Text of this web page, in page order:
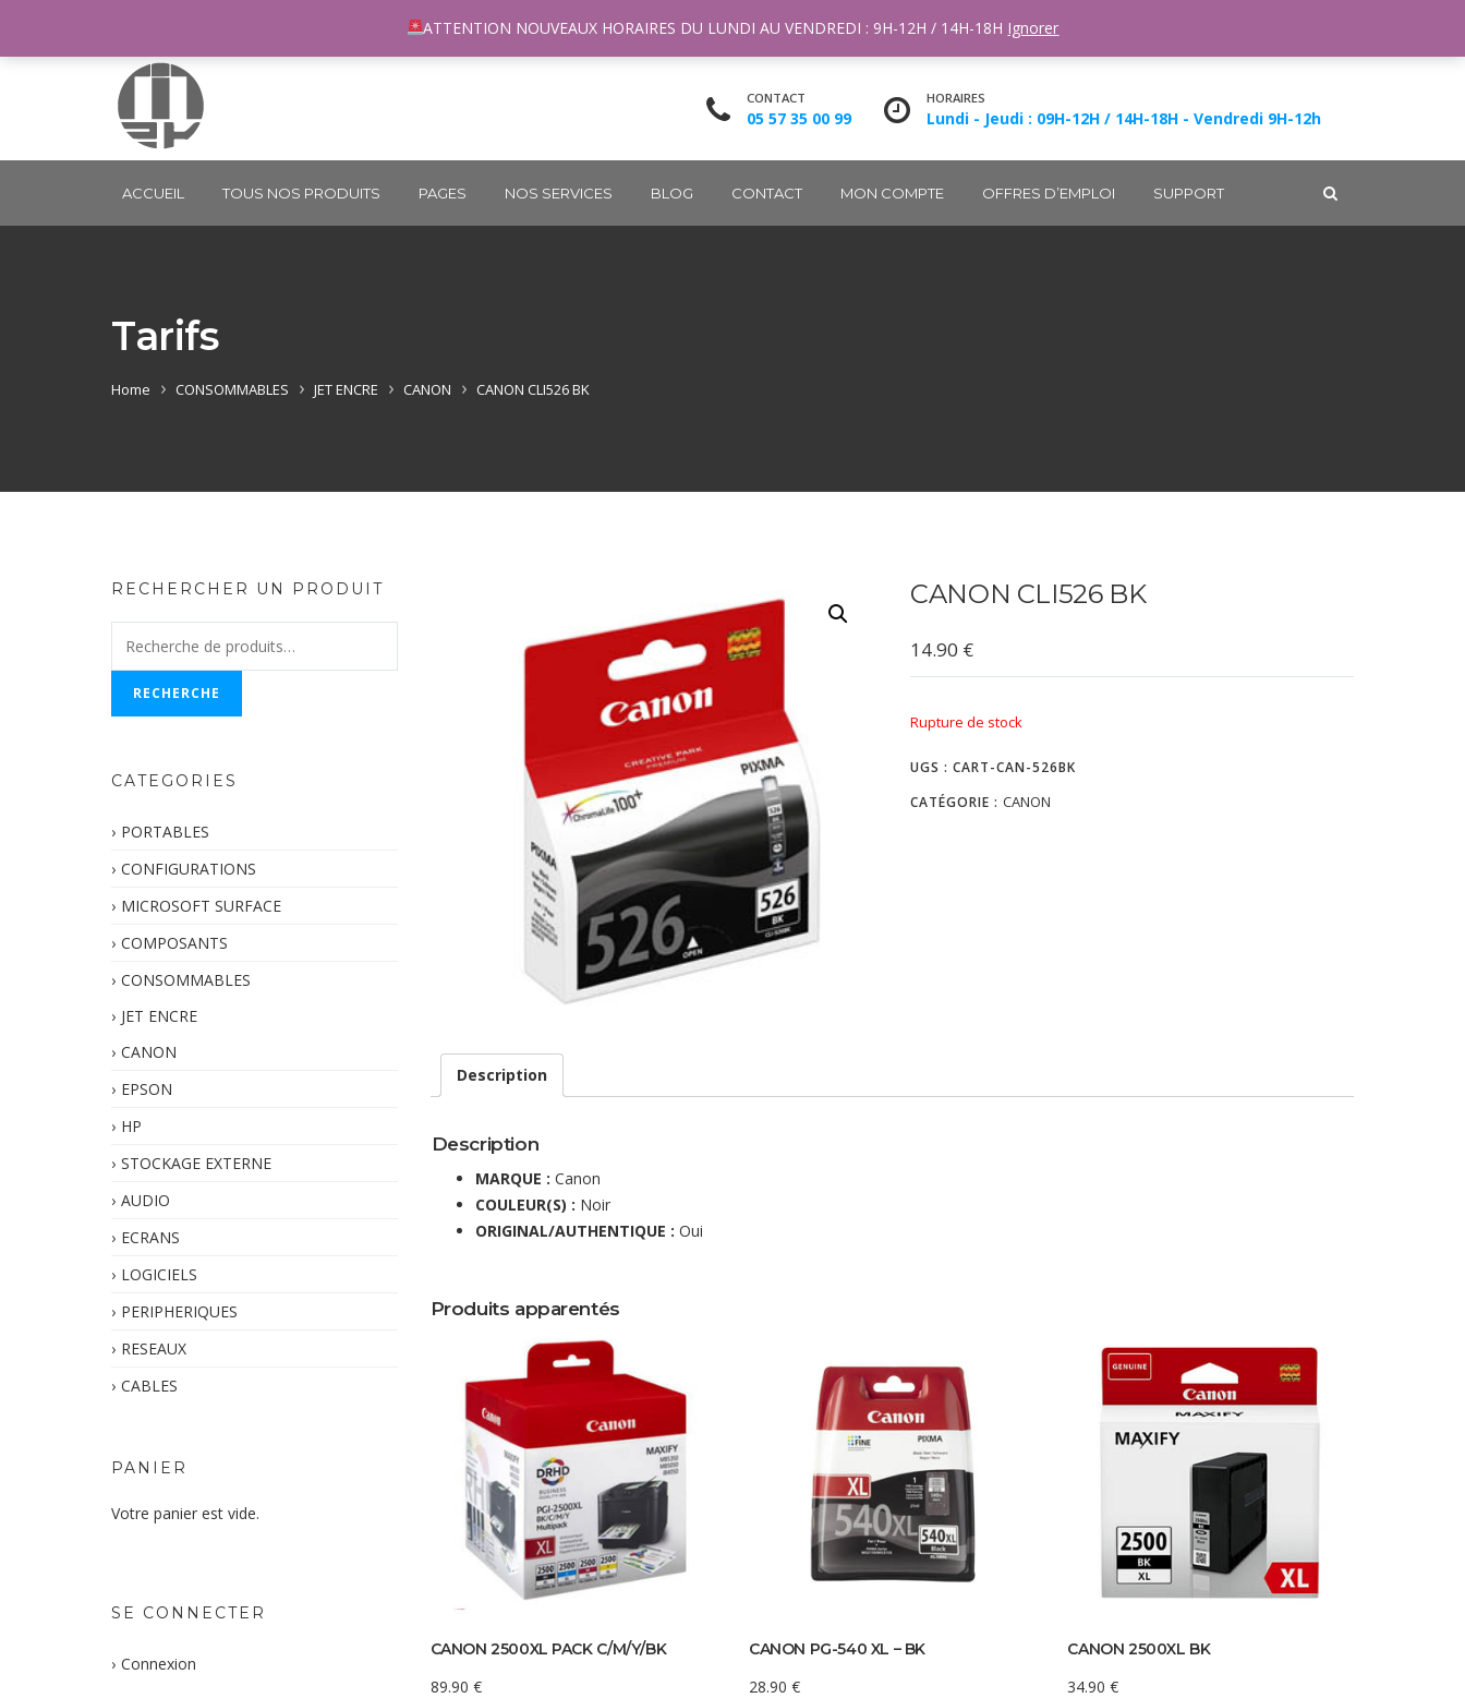
96 rue du Général Margueritte 33400 TALENCE contact@m2k.fr
CONTACT
05 57 35 00 99
HORAIRES
Lundi - Jeudi : 09H-12H / 14H-18H - Vendredi 9H-12h
ACCUEIL TOUS NOS PRODUITS PAGES NOS SERVICES BLOG CONTACT MON COMPTE OFFRES D’EMPLOI SUPPORT
Tarifs
Home CONSOMMABLES JET ENCRE CANON CANON CLI526 BK
CANON CLI526 BK
14.90 €
Rupture de stock
UGS :CART-CAN-526BK
CATÉGORIE :CANON
Description
Description
MARQUE : Canon
COULEUR(S) : Noir
ORIGINAL/AUTHENTIQUE : Oui
Produits apparentés
CANON 2500XL PACK C/M/Y/BK
89.90 €
CANON PG-540 XL – BK
28.90 €
CANON 2500XL BK
34.90€
RECHERCHER UN PRODUIT
RECHERCHE
CATEGORIES
PORTABLES
CONFIGURATIONS
MICROSOFT SURFACE
COMPOSANTS
CONSOMMABLES
JET ENCRE
CANON
EPSON
HP
STOCKAGE EXTERNE
AUDIO
ECRANS
LOGICIELS
PERIPHERIQUES
RESEAUX
CABLES
PANIER
Votre panier est vide.
SE CONNECTER
Connexion
ATTENTION NOUVEAUX HORAIRES DU LUNDI AU VENDREDI : 9H-12H / 14H-18H Ignorer